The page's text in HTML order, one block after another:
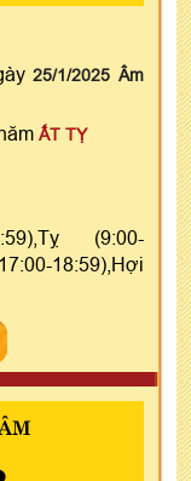
25/1/2025 Âm
năm ẤT TỴ
(9:00-
18:59),Hợi